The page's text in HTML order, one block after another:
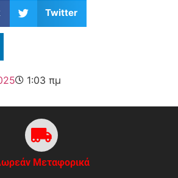
Twitter
1:03 πμ
Μεταφορικά